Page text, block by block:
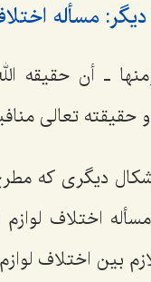
مسأله
ـ أن حقیقه
حقیقته تعالى
دیگرى كه
اختلاف
بین اختلاف